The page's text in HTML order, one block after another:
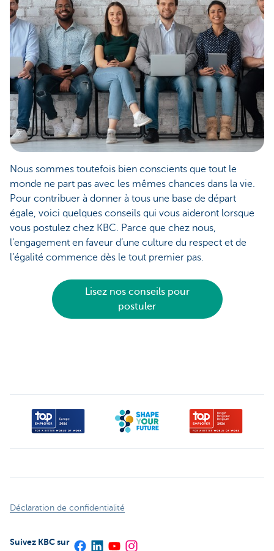
Nous sommes toutefois bien conscients que tout le
monde ne part pas avec les mêmes chances dans la vie.
Pour contribuer à donner à tous une base de départ
égale, voici quelques conseils qui vous aideront lorsque
vous postulez chez KBC. Parce que chez nous,
l’engagement en faveur d’une culture du respect et de
l’égalité commence dès le tout premier pas.
Lisez nos conseils pour
postuler
Déclaration de confidentialité
Suivez KBC sur